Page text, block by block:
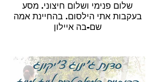
שלום פנימי ושלום חיצוני. מסע
בעקבות אתי הילסום. בהחיינת אמה
שם-בה איילון